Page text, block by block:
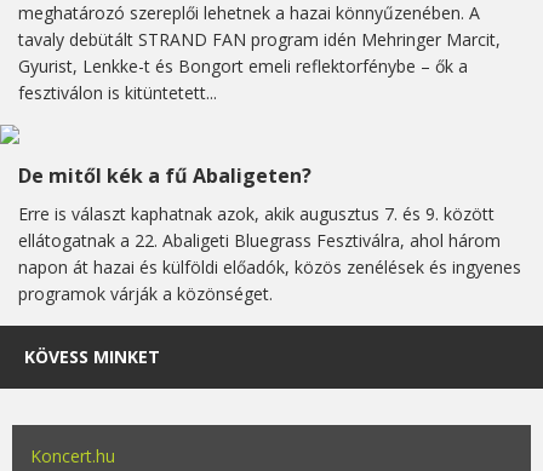
meghatározó szereplői lehetnek a hazai könnyűzenében. A
tavaly debütált STRAND FAN program idén Mehringer Marcit,
Gyurist, Lenkke-t és Bongort emeli reflektorfénybe – ők a
fesztiválon is kitüntetett...
De mitől kék a fű Abaligeten?
Erre is választ kaphatnak azok, akik augusztus 7. és 9. között
ellátogatnak a 22. Abaligeti Bluegrass Fesztiválra, ahol három
napon át hazai és külföldi előadók, közös zenélések és ingyenes
programok várják a közönséget.
KÖVESS MINKET
Koncert.hu